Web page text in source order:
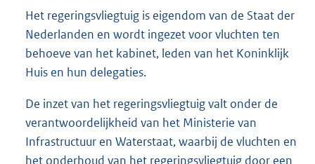
Het regeringsvliegtuig is eigendom van de Staat der
Nederlanden en wordt ingezet voor vluchten ten
behoeve van het kabinet, leden van het Koninklijk
Huis en hun delegaties.
De inzet van het regeringsvliegtuig valt onder de
verantwoordelijkheid van het Ministerie van
Infrastructuur en Waterstaat, waarbij de vluchten en
het onderhoud van het regeringsvliegtuig door een